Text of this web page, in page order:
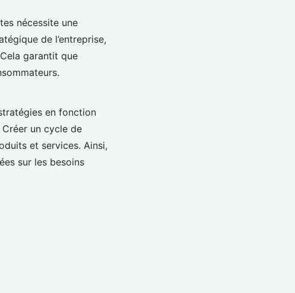
nécessite une
de l’entreprise,
garantit que
en fonction
un cycle de
et services. Ainsi,
sur les besoins